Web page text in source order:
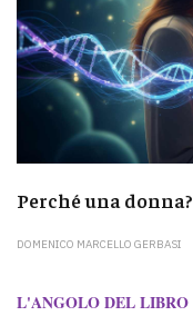
Perché una donna?
DOMENICO MARCELLO GERBASI
L'ANGOLO DEL LIBRO